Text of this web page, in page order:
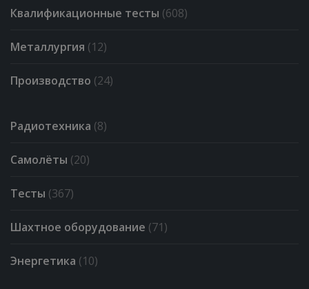
Квалификационные тесты (608)
Металлургия (12)
Производство (24)
Радиотехника (8)
Самолёты (20)
Тесты (367)
Шахтное оборудование (71)
Энергетика (10)